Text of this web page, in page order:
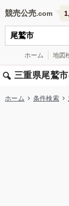
競売公売
ホーム 地図
三重県尾鷲
ホーム 条件検索